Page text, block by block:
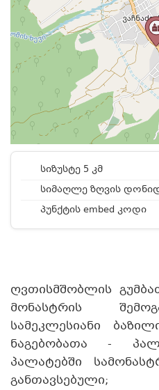
სიზუსტე 5 კმ
სიმაღლე ზღვის
პუნქტის embed კოდი
ღვთისმშობლის
მონასტრის
სამეკლესიანი
ნაგებობათა -
პალატებში
განთავსებული;